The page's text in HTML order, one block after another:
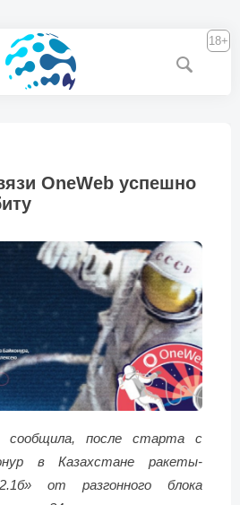
18+
OneWeb успешно
сообщила, после старта с
в Казахстане ракеты-
от разгонного блока